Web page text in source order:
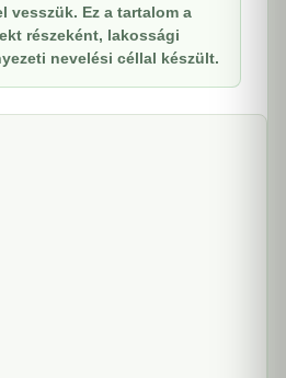
vesszük. Ez a tartalom a
részeként, lakossági
nevelési céllal készült.